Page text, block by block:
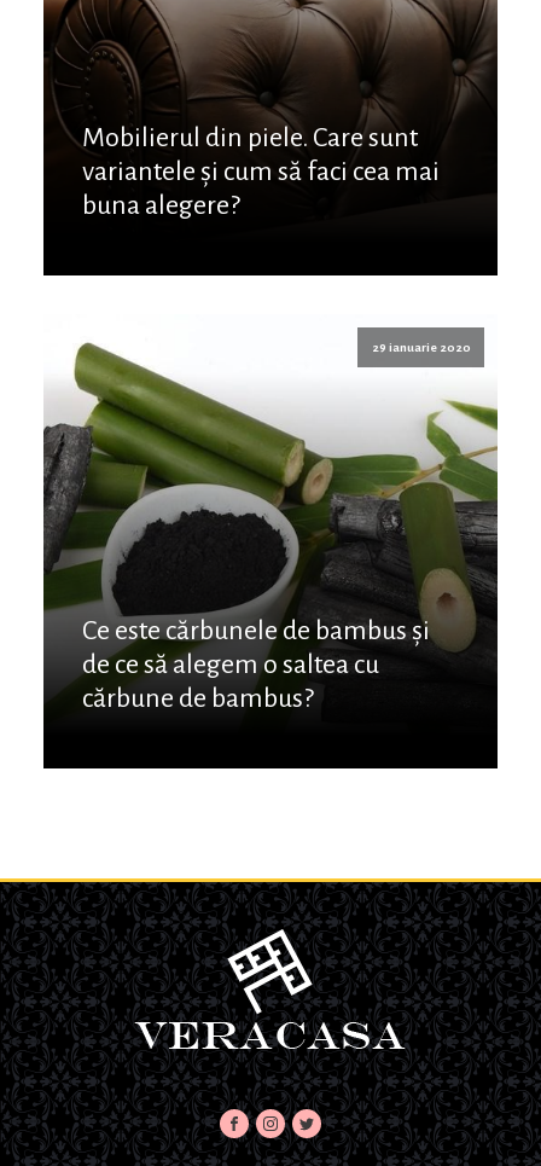
Mobilierul din piele. Care sunt
variantele și cum să faci cea mai
buna alegere?
29 ianuarie 2020
Ce este cărbunele de bambus și
de ce să alegem o saltea cu
cărbune de bambus?